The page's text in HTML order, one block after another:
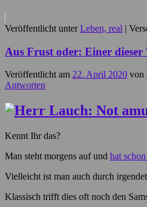
Veröffentlicht unter Leben, real |
Aus Frust oder: Einer
Veröffentlicht am 22. April 2020 von
Antworten
Kennt Ihr das?
Man steht morgens auf und hat
Vielleicht ist man auch durch
Klassisch trifft dies oft noch den